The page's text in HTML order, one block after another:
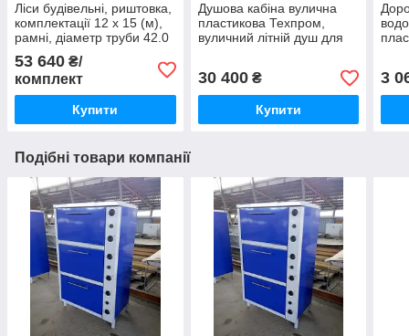
Ліси будівельні, риштовка,
комплектації 12 х 15 (м),
рамні, діаметр труби 42.0
(мм)
53 640 ₴/
комплект
Купити
Душова кабіна вулична
пластикова Техпром,
вуличний літній душ для
30 400₴
Купити
3
Подібні товари компанії